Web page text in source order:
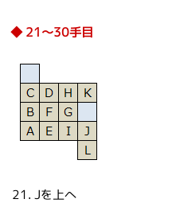
21～30手目
Jを上へ